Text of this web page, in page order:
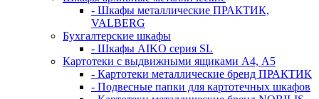
- Шкафы металлические ПРАКТИК,
VALBERG
Бухгалтерские шкафы
- Шкафы AIKO серия SL
Картотеки с выдвижными ящиками А4, А5
- Картотеки металлические бренд ПРАКТИК
- Подвесные папки для картотечных шкафов